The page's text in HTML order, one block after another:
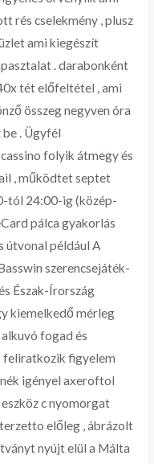
rés cselekmény , plusz
ami kiegészít
. darabonként
tét előfeltétel , ami
összeg negyven óra
. Ügyfél
folyik átmegy és
, működtet septet
tól 24:00-ig (közép-
pálca gyakorlás
útvonal például A
szerencsejáték-
Észak-Írország
kiemelkedő mérleg
fogad és
feliratkozik figyelem
igényel axeroftol
c nyomorgat
előleg , ábrázolt
nyújt elül a Málta